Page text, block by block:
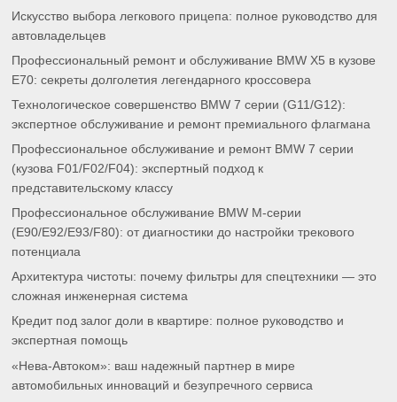
Искусство выбора легкового прицепа: полное руководство для
автовладельцев
Профессиональный ремонт и обслуживание BMW X5 в кузове
E70: секреты долголетия легендарного кроссовера
Технологическое совершенство BMW 7 серии (G11/G12):
экспертное обслуживание и ремонт премиального флагмана
Профессиональное обслуживание и ремонт BMW 7 серии
(кузова F01/F02/F04): экспертный подход к
представительскому классу
Профессиональное обслуживание BMW M-серии
(E90/E92/E93/F80): от диагностики до настройки трекового
потенциала
Архитектура чистоты: почему фильтры для спецтехники — это
сложная инженерная система
Кредит под залог доли в квартире: полное руководство и
экспертная помощь
«Нева-Автоком»: ваш надежный партнер в мире
автомобильных инноваций и безупречного сервиса